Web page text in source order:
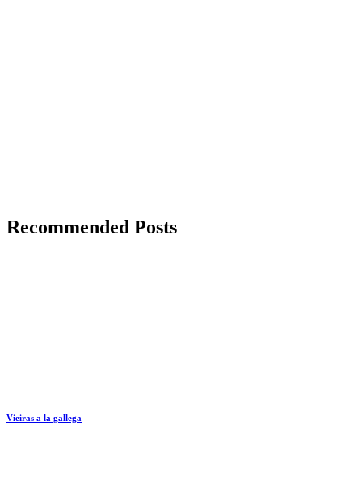
Recommended Posts
Vieiras a la gallega